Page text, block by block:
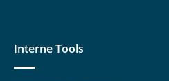
Interne Tools